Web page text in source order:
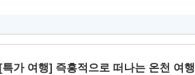
[특가 여행] 즉흥적으로 떠나는 온천 여행 날짜 한정 특가 숙박